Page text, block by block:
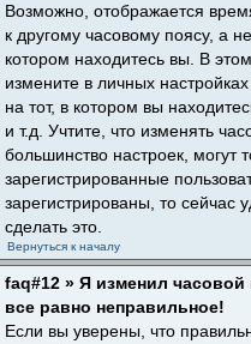
Возможно, отображается
к другому часовому поясу, а
котором находитесь вы. В
измените в личных
на тот, в котором вы
и т.д. Учтите, что изменять
большинство настроек, могут
зарегистрированные
зарегистрированы, то сейчас
сделать это.
Вернуться к началу
faq#12 » Я изменил часовой
все равно неправильное!
Если вы уверены, что